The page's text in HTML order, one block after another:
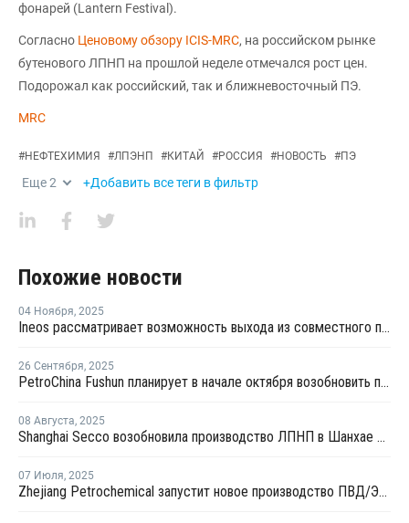
фонарей (Lantern Festival).
Согласно Ценовому обзору ICIS-MRC, на российском рынке
бутенового ЛПНП на прошлой неделе отмечался рост цен.
Подорожал как российский, так и ближневосточный ПЭ.
MRC
#НЕФТЕХИМИЯ #ЛПЭНП #КИТАЙ #РОССИЯ #НОВОСТЬ #ПЭ
Еще2 +Добавить все теги в фильтр
Похожие новости
04 Ноября, 2025
Ineos рассматривает возможность выхода из совместного предприятия Sinopec Petchems
26 Сентября, 2025
PetroChina Fushun планирует в начале октября возобновить производство ПНД в Фушуне
08 Августа, 2025
Shanghai Secco возобновила производство ЛПНП в Шанхае после ремонта
07 Июля, 2025
Zhejiang Petrochemical запустит новое производство ПВД/ЭВА в первом квартале 2026 года